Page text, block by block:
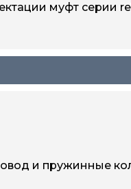
муфт серии
и пружинные